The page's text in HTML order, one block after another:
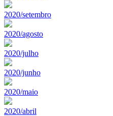
2020/setembro
2020/agosto
2020/julho
2020/junho
2020/maio
2020/abril